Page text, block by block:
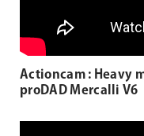
Actioncam : Heavy
proDAD Mercalli V6